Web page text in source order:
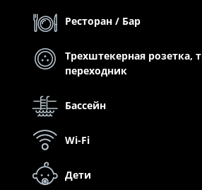
Ресторан / Бар
Трехштекерная розетка,
переходник
Бассейн
Wi-Fi
Дети